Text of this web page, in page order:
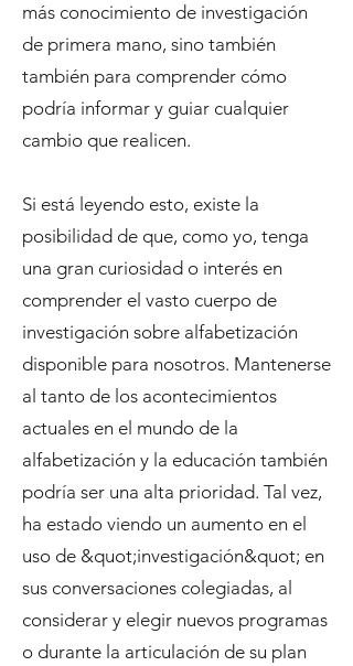
más conocimiento de investigación
de primera mano, sino también
también para comprender cómo
podría informar y guiar cualquier
cambio que realicen.
Si está leyendo esto, existe la
posibilidad de que, como yo, tenga
una gran curiosidad o interés en
comprender el vasto cuerpo de
investigación sobre alfabetización
disponible para nosotros. Mantenerse
al tanto de los acontecimientos
actuales en el mundo de la
alfabetización y la educación también
podría ser una alta prioridad. Tal vez,
ha estado viendo un aumento en el
uso de &quot;investigación&quot; en
sus conversaciones colegiadas, al
considerar y elegir nuevos programas
o durante la articulación de su plan